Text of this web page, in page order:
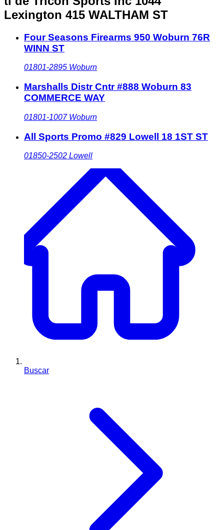
Lexington 415 WALTHAM ST
Four Seasons Firearms 950 Woburn 76R
WINN ST
01801-2895 Woburn
Marshalls Distr Cntr #888 Woburn 83
COMMERCE WAY
01801-1007 Woburn
All Sports Promo #829 Lowell 18 1ST ST
01850-2502 Lowell
Buscar